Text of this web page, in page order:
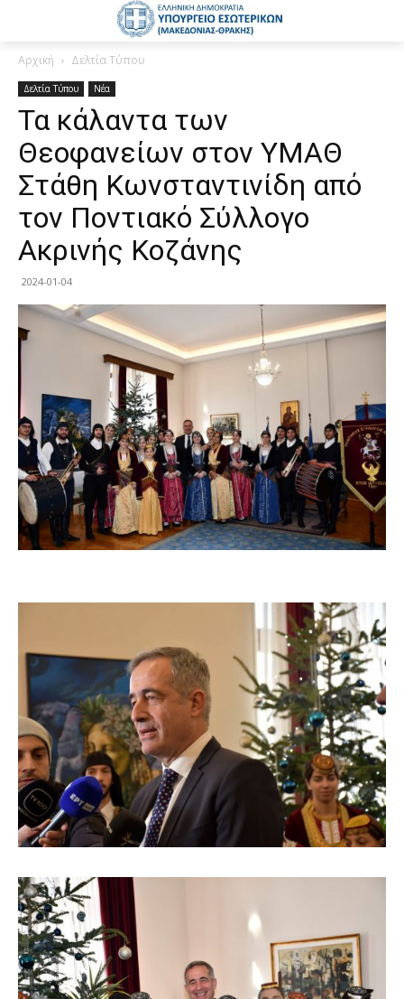
Αρχική Δελτία Τύπου
Δελτία Τύπου Νέα
Τα κάλαντα των
Θεοφανείων στον ΥΜΑΘ
Στάθη Κωνσταντινίδη από
τον Ποντιακό Σύλλογο
Ακρινής Κοζάνης
2024-01-04